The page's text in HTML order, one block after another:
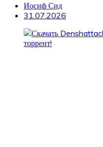
Иосиф Сид
31.07.2026